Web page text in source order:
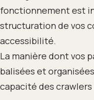
fonctionnement est
structuration de vos
accessibilité.
La manière dont vos
balisées et
capacité des